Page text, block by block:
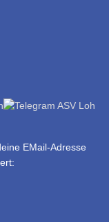
EMail-Adresse